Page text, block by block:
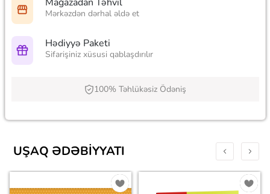
Mağazadan Təhvil
Mərkəzdən dərhal əldə et
Hədiyyə Paketi
Sifarişiniz xüsusi qablaşdırılır
100% Təhlükəsiz Ödəniş
UŞAQ ƏDƏBIYYATI